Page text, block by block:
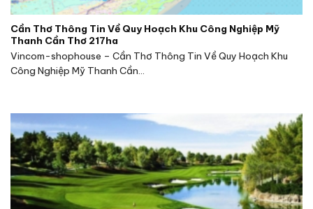
Cần Thơ Thông Tin Về Quy Hoạch Khu Công Nghiệp Mỹ
Thanh Cần Thơ 217ha
Vincom-shophouse – Cần Thơ Thông Tin Về Quy Hoạch Khu
Công Nghiệp Mỹ Thanh Cần...